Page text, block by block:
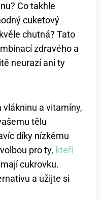
Co takhle‍
cuketový
chutná? ‌Tato
zdravého a
neurazí ani ty
vlákninu a vitamíny,
tělu
díky nízkému
pro ty, kteří
cukrovku.
a ⁣užijte⁢ si